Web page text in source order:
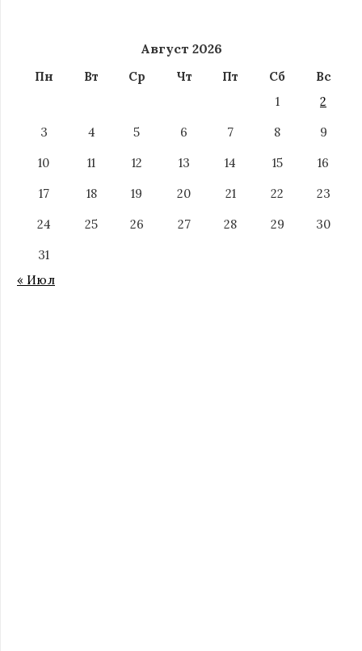
Август 2026
Пн Вт Ср Чт Пт Сб
Вс
1
2
3
4 5 6 7 8
9
10
11 12 13 14 15
16
17
18 19 20 21 22
23
24
25 26 27 28 29
30
31
« Июл